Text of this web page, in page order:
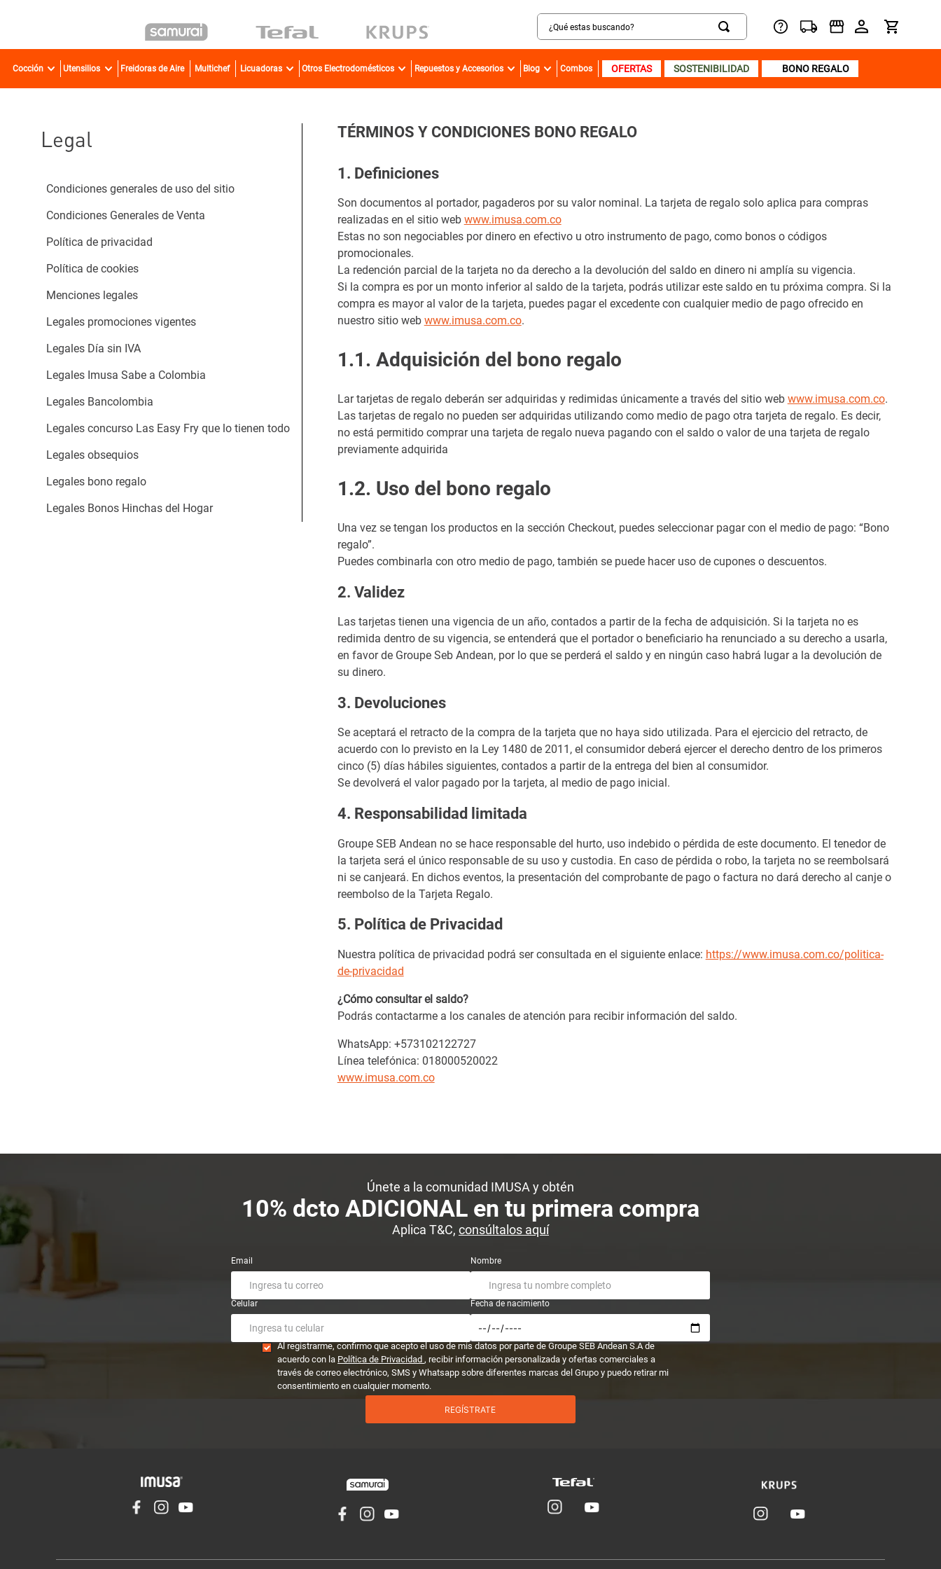
¿Qué estas buscando?
Cocción Utensilios Freidoras de Aire Multichef Licuadoras Otros Electrodomésticos Repuestos y Accesorios Blog Combos OFERTAS SOSTENIBILIDAD BONO REGALO
Legal
Condiciones generales de uso del sitio
Condiciones Generales de Venta
Política de privacidad
Política de cookies
Menciones legales
Legales promociones vigentes
Legales Día sin IVA
Legales Imusa Sabe a Colombia
Legales Bancolombia
Legales concurso Las Easy Fry que lo tienen todo
Legales obsequios
Legales bono regalo
Legales Bonos Hinchas del Hogar
TÉRMINOS Y CONDICIONES BONO REGALO
1. Definiciones
Son documentos al portador, pagaderos por su valor nominal. La tarjeta de regalo solo aplica para compras
realizadas en el sitio web www.imusa.com.co
Estas no son negociables por dinero en efectivo u otro instrumento de pago, como bonos o códigos
promocionales.
La redención parcial de la tarjeta no da derecho a la devolución del saldo en dinero ni amplía su vigencia.
Si la compra es por un monto inferior al saldo de la tarjeta, podrás utilizar este saldo en tu próxima compra. Si la
compra es mayor al valor de la tarjeta, puedes pagar el excedente con cualquier medio de pago ofrecido en
nuestro sitio web www.imusa.com.co.
1.1. Adquisición del bono regalo
Lar tarjetas de regalo deberán ser adquiridas y redimidas únicamente a través del sitio web www.imusa.com.co.
Las tarjetas de regalo no pueden ser adquiridas utilizando como medio de pago otra tarjeta de regalo. Es decir,
no está permitido comprar una tarjeta de regalo nueva pagando con el saldo o valor de una tarjeta de regalo
previamente adquirida
1.2. Uso del bono regalo
Una vez se tengan los productos en la sección Checkout, puedes seleccionar pagar con el medio de pago: “Bono
regalo”.
Puedes combinarla con otro medio de pago, también se puede hacer uso de cupones o descuentos.
2. Validez
Las tarjetas tienen una vigencia de un año, contados a partir de la fecha de adquisición. Si la tarjeta no es
redimida dentro de su vigencia, se entenderá que el portador o beneficiario ha renunciado a su derecho a usarla,
en favor de Groupe Seb Andean, por lo que se perderá el saldo y en ningún caso habrá lugar a la devolución de
su dinero.
3. Devoluciones
Se aceptará el retracto de la compra de la tarjeta que no haya sido utilizada. Para el ejercicio del retracto, de
acuerdo con lo previsto en la Ley 1480 de 2011, el consumidor deberá ejercer el derecho dentro de los primeros
cinco (5) días hábiles siguientes, contados a partir de la entrega del bien al consumidor.
Se devolverá el valor pagado por la tarjeta, al medio de pago inicial.
4. Responsabilidad limitada
Groupe SEB Andean no se hace responsable del hurto, uso indebido o pérdida de este documento. El tenedor de
la tarjeta será el único responsable de su uso y custodia. En caso de pérdida o robo, la tarjeta no se reembolsará
ni se canjeará. En dichos eventos, la presentación del comprobante de pago o factura no dará derecho al canje o
reembolso de la Tarjeta Regalo.
5. Política de Privacidad
Nuestra política de privacidad podrá ser consultada en el siguiente enlace: https://www.imusa.com.co/politica-
de-privacidad
¿Cómo consultar el saldo?
Podrás contactarme a los canales de atención para recibir información del saldo.
WhatsApp: +573102122727
Línea telefónica: 018000520022
www.imusa.com.co
Únete a la comunidad IMUSA y obtén
10% dcto ADICIONAL en tu primera compra
Aplica T&C, consúltalos aquí
Email Nombre
Celular Fecha de nacimiento
Al registrarme, confirmo que acepto el uso de mis datos por parte de Groupe SEB Andean S.A de
acuerdo con la Política de Privacidad, recibir información personalizada y ofertas comerciales a
través de correo electrónico, SMS y Whatsapp sobre diferentes marcas del Grupo y puedo retirar mi
consentimiento en cualquier momento.
REGÍSTRATE
1
sartenes
olla presion
aspiradora
ventilador
licuadora
acero inoxidable